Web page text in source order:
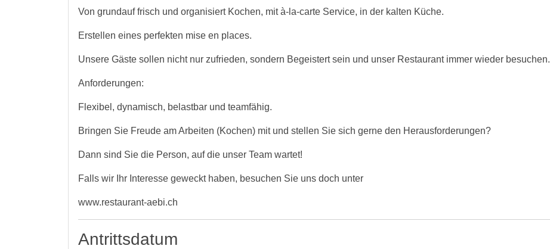
Von grundauf frisch und organisiert Kochen, mit à-la-carte Service, in der kalten Küche.
Erstellen eines perfekten mise en places.
Unsere Gäste sollen nicht nur zufrieden, sondern Begeistert sein und unser Restaurant immer wieder besuchen.
Anforderungen:
Flexibel, dynamisch, belastbar und teamfähig.
Bringen Sie Freude am Arbeiten (Kochen) mit und stellen Sie sich gerne den Herausforderungen?
Dann sind Sie die Person, auf die unser Team wartet!
Falls wir Ihr Interesse geweckt haben, besuchen Sie uns doch unter
www.restaurant-aebi.ch
Antrittsdatum